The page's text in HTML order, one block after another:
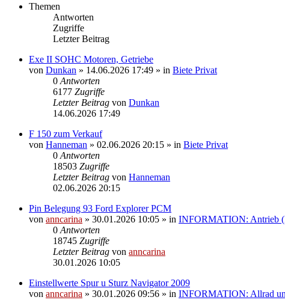
Themen
Antworten
Zugriffe
Letzter Beitrag
Exe II SOHC Motoren, Getriebe
von Dunkan » 14.06.2026 17:49 » in Biete Privat
0 Antworten
6177 Zugriffe
Letzter Beitrag von Dunkan
14.06.2026 17:49
F 150 zum Verkauf
von Hanneman » 02.06.2026 20:15 » in Biete Privat
0 Antworten
18503 Zugriffe
Letzter Beitrag von Hanneman
02.06.2026 20:15
Pin Belegung 93 Ford Explorer PCM
von anncarina » 30.01.2026 10:05 » in INFORMATION: Antrieb
0 Antworten
18745 Zugriffe
Letzter Beitrag von anncarina
30.01.2026 10:05
Einstellwerte Spur u Sturz Navigator 2009
von anncarina » 30.01.2026 09:56 » in INFORMATION: Allrad